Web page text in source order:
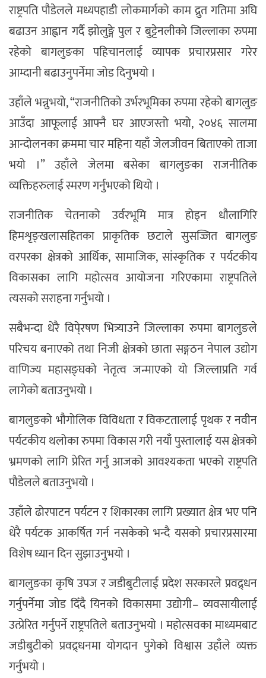
राष्ट्रपति पौडेलले मध्यपहाडी लोकमार्गको काम द्रुत गतिमा अघि
बढाउन आह्वान गर्दै झोलुङ्गे पुल र बुट्टेनलीको जिल्लाका रुपमा
रहेको बागलुङका पहिचानलाई व्यापक प्रचारप्रसार गरेर
आम्दानी बढाउनुपर्नेमा जोड दिनुभयो ।
उहाँले भन्नुभयो, “राजनीतिको उर्भरभूमिका रुपमा रहेको बागलुङ
आउँदा आफूलाई आफ्नै घर आएजस्तो भयो, २०४६ सालमा
आन्दोलनका क्रममा चार महिना यहाँ जेलजीवन बिताएको ताजा
भयो ।” उहाँले जेलमा बसेका बागलुङका राजनीतिक
व्यक्तिहरुलाई स्मरण गर्नुभएको थियो ।
राजनीतिक चेतनाको उर्वरभूमि मात्र होइन धौलागिरि
हिमशृङ्खलासहितका प्राकृतिक छटाले सुसज्जित बागलुङ
वरपरका क्षेत्रको आर्थिक, सामाजिक, सांस्कृतिक र पर्यटकीय
विकासका लागि महोत्सव आयोजना गरिएकामा राष्ट्रपतिले
त्यसको सराहना गर्नुभयो ।
सबैभन्दा धेरै विपे्रषण भित्र्याउने जिल्लाका रुपमा बागलुङले
परिचय बनाएको तथा निजी क्षेत्रको छाता सङ्गठन नेपाल उद्योग
वाणिज्य महासङ्घको नेतृत्व जन्माएको यो जिल्लाप्रति गर्व
लागेको बताउनुभयो ।
बागलुङको भौगोलिक विविधता र विकटतालाई पृथक र नवीन
पर्यटकीय थलोका रुपमा विकास गरी नयाँ पुस्तालाई यस क्षेत्रको
भ्रमणको लागि प्रेरित गर्नु आजको आवश्यकता भएको राष्ट्रपति
पौडेलले बताउनुभयो ।
उहाँले ढोरपाटन पर्यटन र शिकारका लागि प्रख्यात क्षेत्र भए पनि
धेरै पर्यटक आकर्षित गर्न नसकेको भन्दै यसको प्रचारप्रसारमा
विशेष ध्यान दिन सुझाउनुभयो ।
बागलुङका कृषि उपज र जडीबुटीलाई प्रदेश सरकारले प्रवद्र्धन
गर्नुपर्नेमा जोड दिँदै यिनको विकासमा उद्योगी– व्यवसायीलाई
उत्प्रेरित गर्नुपर्ने राष्ट्रपतिले बताउनुभयो । महोत्सवका माध्यमबाट
जडीबुटीको प्रवद्र्धनमा योगदान पुगेको विश्वास उहाँले व्यक्त
गर्नुभयो ।